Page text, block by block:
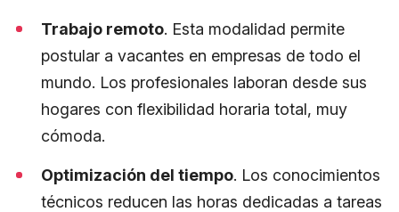
Trabajo remoto. Esta modalidad permite
postular a vacantes en empresas de todo el
mundo. Los profesionales laboran desde sus
hogares con flexibilidad horaria total, muy
cómoda.
Optimización del tiempo. Los conocimientos
técnicos reducen las horas dedicadas a tareas